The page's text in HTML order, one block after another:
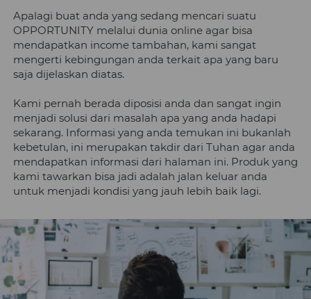
Apalagi buat anda yang sedang mencari suatu
OPPORTUNITY melalui dunia online agar bisa
mendapatkan income tambahan, kami sangat
mengerti kebingungan anda terkait apa yang baru
saja dijelaskan diatas.
Kami pernah berada diposisi anda dan sangat ingin
menjadi solusi dari masalah apa yang anda hadapi
sekarang. Informasi yang anda temukan ini bukanlah
kebetulan, ini merupakan takdir dari Tuhan agar anda
mendapatkan informasi dari halaman ini. Produk yang
kami tawarkan bisa jadi adalah jalan keluar anda
untuk menjadi kondisi yang jauh lebih baik lagi.